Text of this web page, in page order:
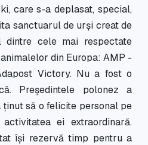
care s-a deplasat, special,
sanctuarul de urși creat de
cele mai respectate
din Europa: AMP -
Victory. Nu a fost o
Președintele polonez a
să o felicite personal pe
ei extraordinară.
își rezervă timp pentru a